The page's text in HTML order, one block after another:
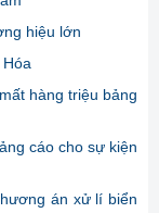
hiệu lớn
hàng triệu bảng
cáo cho sự kiện
án xử lí biển